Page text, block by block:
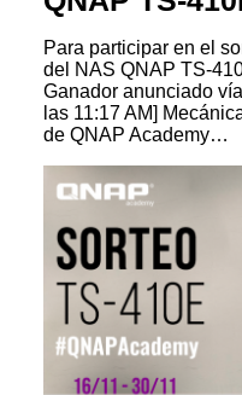
Para participar en el
del NAS QNAP TS-
Ganador anunciado
las 11:17 AM]
de QNAP Academy…